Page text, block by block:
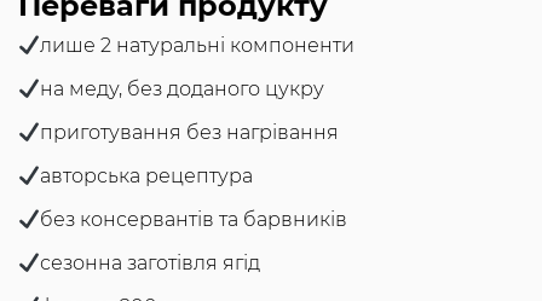
лише 2 натуральні компоненти
на меду, без доданого цукру
приготування без нагрівання
авторська рецептура
без консервантів та барвників
сезонна заготівля ягід